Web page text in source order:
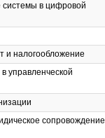
в цифровой
и налогообложение
управленческой
сопровождение